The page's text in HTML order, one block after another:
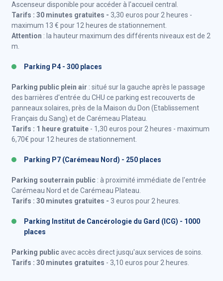
Ascenseur disponible pour accéder à l'accueil central.
Tarifs : 30 minutes gratuites - 3,30 euros pour 2 heures -
maximum 13 € pour 12 heures de stationnement.
Attention : la hauteur maximum des différents niveaux est de 2
m.
Parking P4 - 300 places
Parking public plein air : situé sur la gauche après le passage
des barrières d'entrée du CHU ce parking est recouverts de
panneaux solaires, près de la Maison du Don (Etablissement
Français du Sang) et de Carémeau Plateau.
Tarifs : 1 heure gratuite - 1,30 euros pour 2 heures - maximum
6,70€ pour 12 heures de stationnement.
Parking P7 (Carémeau Nord) - 250 places
Parking souterrain public : à proximité immédiate de l'entrée
Carémeau Nord et de Carémeau Plateau.
Tarifs : 30 minutes gratuites - 3 euros pour 2 heures.
Parking Institut de Cancérologie du Gard (ICG) - 1000
places
Parking publicavec accès direct jusqu'aux services de soins.
Tarifs : 30 minutes gratuites - 3,10 euros pour 2 heures.